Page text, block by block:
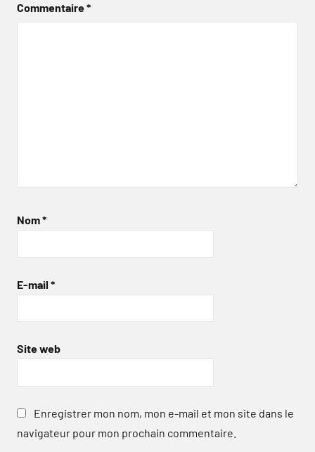
Commentaire*
Nom*
E-mail *
Site web
Enregistrer mon nom, mon e-mail et mon site dans le
navigateur pour mon prochain commentaire.